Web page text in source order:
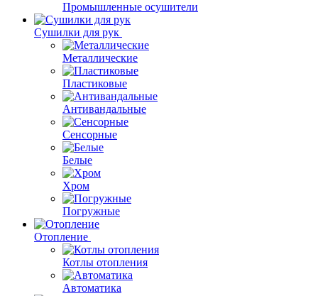
Промышленные осушители
Сушилки для рук
Металлические
Пластиковые
Антивандальные
Сенсорные
Белые
Хром
Погружные
Отопление
Котлы отопления
Автоматика